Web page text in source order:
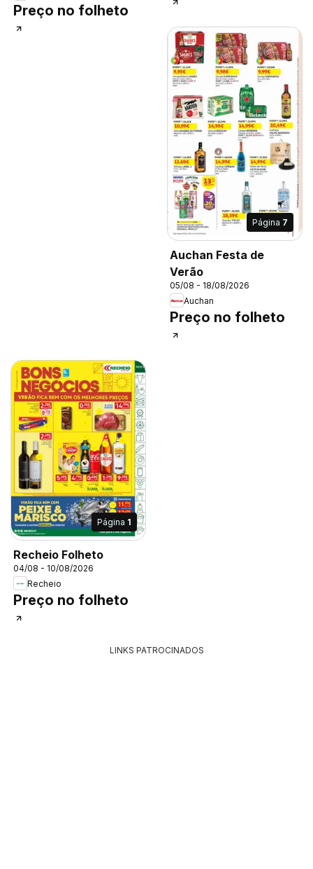
Preço no folheto
Página 7
Auchan Festa de
Verão
05/08 - 18/08/2026
Auchan
Preço no folheto
Página 1
Recheio Folheto
04/08 - 10/08/2026
Recheio
Preço no folheto
LINKS PATROCINADOS